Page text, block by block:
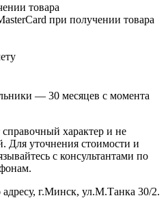
товара
при получении товара
— 30 месяцев с момента
характер и не
Для уточнения стоимости и
с консультантами по
г.Минск, ул.М.Танка 30/2.